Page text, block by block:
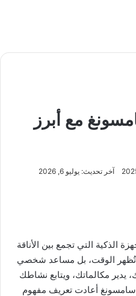
مع أبرز
آخر تحديث: يوليو 6, 2026
الذكية التي تجمع بين الأناقة
تُظهر الوقت، بل مساعد شخصي
مكالماتك، ويتابع نشاطك
أعادت تعريف مفهوم